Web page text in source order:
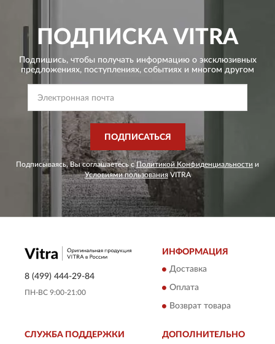
ПОДПИСКА VITRA
Подпишись, чтобы получать информацию о эксклюзивных
предложениях, поступлениях, событиях и многом другом
ПОДПИСАТЬСЯ
Подписываясь, Вы соглашаетесь сПолитикой Конфиденциальности и
Условиями пользованияVITRA
8 (499) 444-29-84
ПН-ВС 9:00-21:00
ИНФОРМАЦИЯ
Доставка
Оплата
Возврат товара
СЛУЖБА ПОДДЕРЖКИ ДОПОЛНИТЕЛЬНО